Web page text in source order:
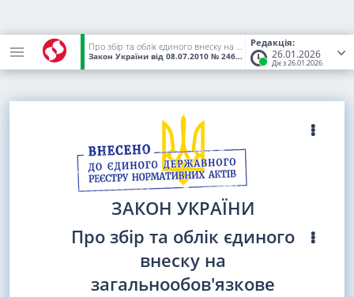
Редакція:
26.01.2026
Діє з 26.01.2026
Про збір та облік єдиного внеску на загальнообов'язкове державне соціальне страхування
Закон України від 08.07.2010 № 2464-VI (Статус:Чинний)
ЗАКОН УКРАЇНИ
Про збір та облік єдиного
внеску на
загальнообов'язкове